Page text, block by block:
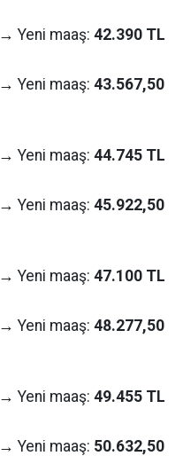
→ Yeni maaş: 42.390 TL
→ Yeni maaş: 43.567,50
→ Yeni maaş: 44.745 TL
→ Yeni maaş: 45.922,50
→ Yeni maaş: 47.100 TL
→ Yeni maaş: 48.277,50
→ Yeni maaş: 49.455 TL
→ Yeni maaş: 50.632,50